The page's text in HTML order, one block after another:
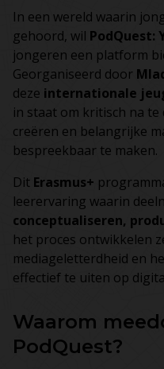
In een wereld waarin
gehoord, wil PodQuest:
jongeren een platform
Georganiseerd door
deze internationale
in staat om kritisch na
creëren en belangrijke
bespreekbaar te maken.
Dit Erasmus+
leerervaring waarin
conceptualiseren,
het proces ontwikkelen
mediageletterdheid en
effectief te uiten op
Waarom
PodQuest?